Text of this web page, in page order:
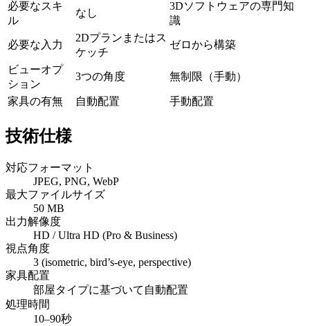
必要なスキ
ル
なし
3Dソフトウェアの専門知
識
必要な入力
2Dプランまたはス
ケッチ
ゼロから構築
ビューオプ
ション
3つの角度 無制限（手動）
家具の有無 自動配置 手動配置
技術仕様
対応フォーマット
JPEG, PNG, WebP
最大ファイルサイズ
50 MB
出力解像度
HD / Ultra HD (Pro & Business)
視点角度
3 (isometric, bird’s-eye, perspective)
家具配置
部屋タイプに基づいて自動配置
処理時間
10–90秒